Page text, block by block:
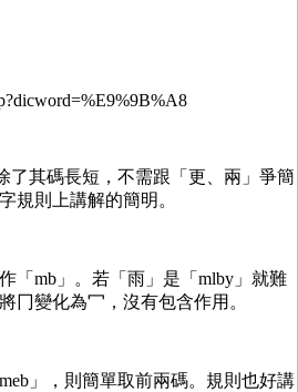
了其碼長短，不需跟「更、兩」爭簡
規則上講解的簡明。
「mb」。若「雨」是「mlby」就難
冂變化為冖，沒有包含作用。
」，則簡單取前兩碼。規則也好講